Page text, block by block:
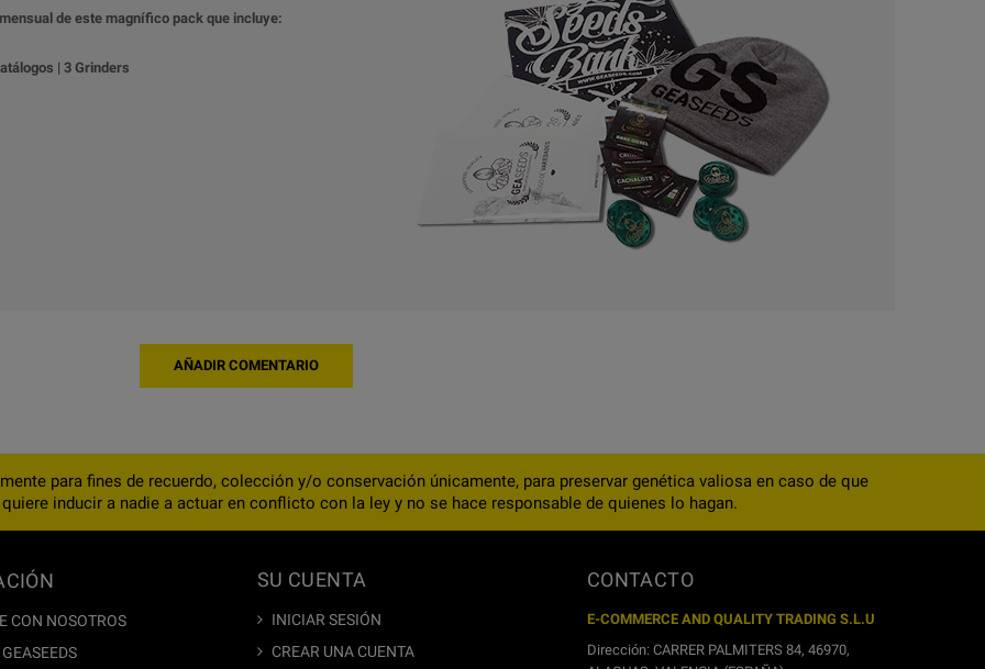
de este magnífico pack que incluye:
| 3 Grinders
AÑADIR COMENTARIO
para fines de recuerdo, colección y/o conservación únicamente, para preservar genética valiosa en caso de que
inducir a nadie a actuar en conflicto con la ley y no se hace responsable de quienes lo hagan.
CON NOSOTROS
SU CUENTA
INICIAR SESIÓN
CREAR UNA CUENTA
CONTACTO
E-COMMERCE AND QUALITY TRADING S.L.U
Dirección: CARRER PALMITERS 84, 46970,